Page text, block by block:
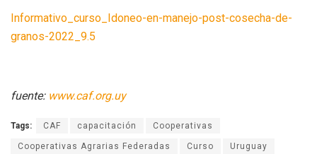
Informativo_curso_Idoneo-en-manejo-post-cosecha-de-
granos-2022_9.5
fuente: www.caf.org.uy
Tags: CAF capacitación Cooperativas
Cooperativas Agrarias Federadas Curso Uruguay